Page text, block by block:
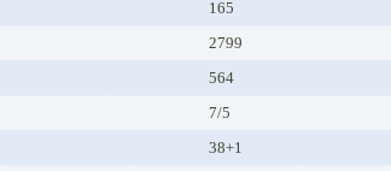
165
2799
564
7/5
38+1